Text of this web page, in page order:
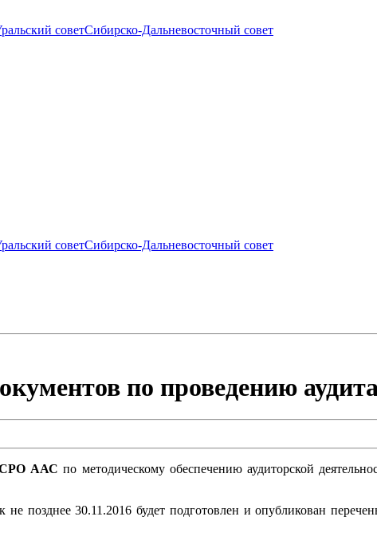
советСибирско-Дальневосточный совет
советСибирско-Дальневосточный совет
по проведению
СРО ААС по методическому обеспечению аудиторской
не позднее 30.11.2016 будет подготовлен и опубликован